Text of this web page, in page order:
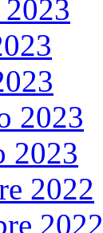
2023
2023
2022
2022